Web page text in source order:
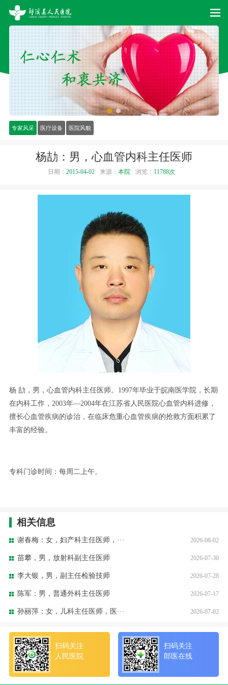
专家风采 医疗设备 医院风貌
杨劼：男，心血管内科主任医师
日期： 2015-04-02 来源： 本院 浏览： 11788次
杨 劼，男，心血管内科主任医师。1997年毕业于皖南医学院，长期
在内科工作，2003年—2004年在江苏省人民医院心血管内科进修，
擅长心血管疾病的诊治，在临床危重心血管疾病的抢救方面积累了
丰富的经验。
专科门诊时间：每周二上午。
相关信息
2026-08-02
谢春梅：女，妇产科主任医师，···
2026-07-30
苗攀，男，放射科副主任医师
2026-07-28
李大银，男，副主任检验技师
2026-07-17
陈军：男，普通外科主任医师
2026-07-02
孙丽萍：女，儿科主任医师，医···
扫码关注
人民医院
扫码关注
郎医在线